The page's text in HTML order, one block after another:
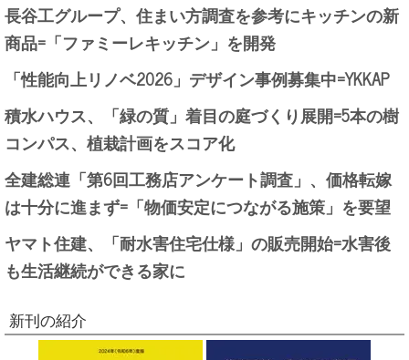
長谷工グループ、住まい方調査を参考にキッチンの新
商品=「ファミーレキッチン」を開発
「性能向上リノベ2026」デザイン事例募集中=YKKAP
積水ハウス、「緑の質」着目の庭づくり展開=5本の樹
コンパス、植栽計画をスコア化
全建総連「第6回工務店アンケート調査」、価格転嫁
は十分に進まず=「物価安定につながる施策」を要望
ヤマト住建、「耐水害住宅仕様」の販売開始=水害後
も生活継続ができる家に
新刊の紹介